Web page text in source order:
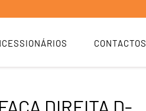
CONTACTOS
FACA DIREITA D-